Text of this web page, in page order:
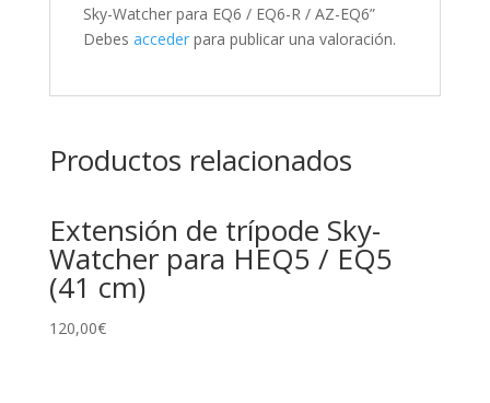
Sky-Watcher para EQ6 / EQ6-R / AZ-EQ6”
Debes accederpara publicar una valoración.
Productos relacionados
Extensión de trípode Sky-
Watcher para HEQ5 / EQ5
(41 cm)
120,00€